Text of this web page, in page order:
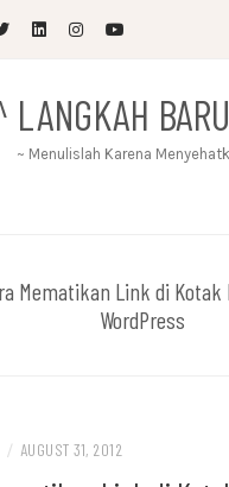
LANGKAH
~ Menulislah Karena
Mematikan Link di Kotak
WordPress
/ AUGUST 31, 2012